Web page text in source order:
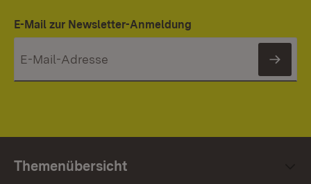
E-Mail zur Newsletter-Anmeldung
Themenübersicht